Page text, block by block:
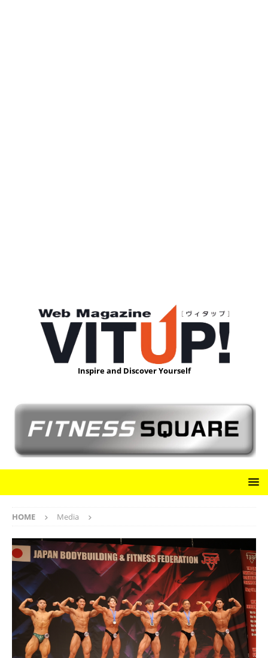
Inspire and Discover Yourself
HOME Media